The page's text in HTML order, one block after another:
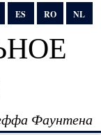
ES RO NL
Фаунтена